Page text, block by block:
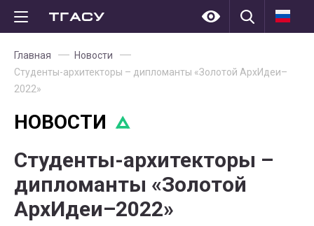
Главная
Новости
Студенты-архитекторы – дипломанты «Золотой АрхИдеи–
2022»
НОВОСТИ
Студенты-архитекторы –
дипломанты «Золотой
АрхИдеи–2022»